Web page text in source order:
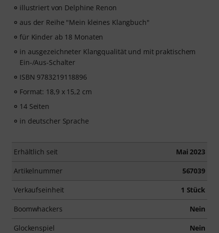
illustriert von Delphine Renon
aus der Reihe "Mein kleines Klangbuch"
für Kinder ab 18 Monaten
in ausgezeichneter Klangqualität und mit praktischem
Ein-/Aus-Schalter
ISBN 9783219118896
Format: 18,9 x 15,2 cm
14 Seiten
in deutscher Sprache
Erhältlich seit Mai 2023
Artikelnummer 567039
Verkaufseinheit 1 Stück
Boomwhackers Nein
Glockenspiel Nein